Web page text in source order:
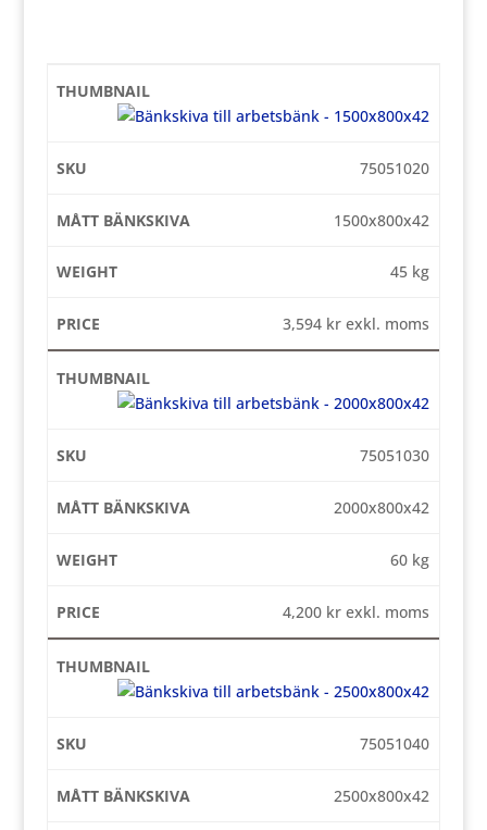
75051020
1500x800x42
45 kg
3,594 kr exkl. moms
75051030
2000x800x42
60 kg
4,200 kr exkl. moms
75051040
2500x800x42